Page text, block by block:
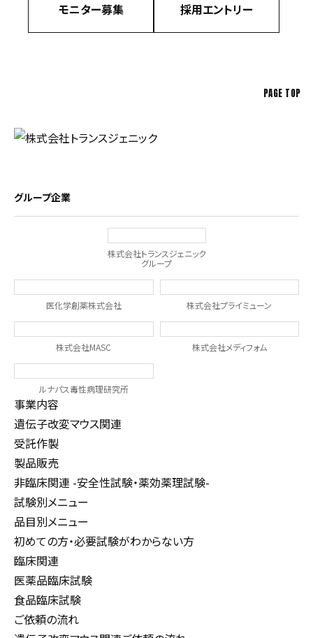
モニター募集 採用エントリー
PAGE TOP
グループ企業
株式会社トランスジェニック
グループ
医化学創薬株式会社 株式会社プライミューン
株式会社MASC 株式会社メディフォム
ルナパス毒性病理研究所
事業内容
遺伝子改変マウス関連
受託作製
製品販売
非臨床関連 -安全性試験・薬効薬理試験-
試験別メニュー
品目別メニュー
初めての方・必要試験がわからない方
臨床関連
医薬品臨床試験
食品臨床試験
ご依頼の流れ